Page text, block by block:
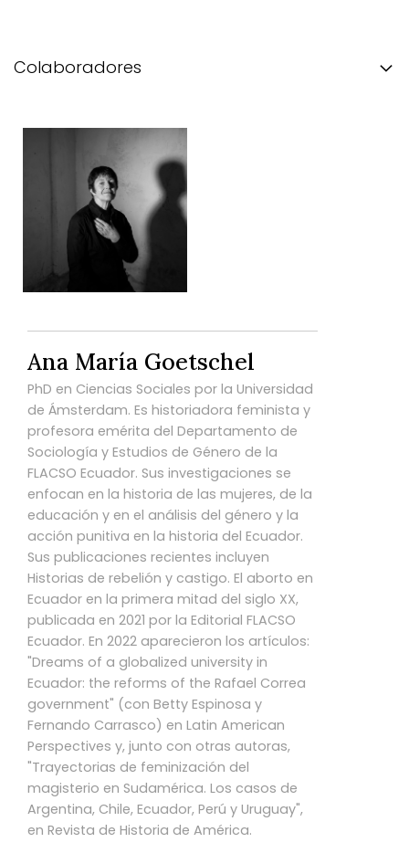
Colaboradores
Ana María Goetschel
PhD en Ciencias Sociales por la Universidad
de Ámsterdam. Es historiadora feminista y
profesora emérita del Departamento de
Sociología y Estudios de Género de la
FLACSO Ecuador. Sus investigaciones se
enfocan en la historia de las mujeres, de la
educación y en el análisis del género y la
acción punitiva en la historia del Ecuador.
Sus publicaciones recientes incluyen
Historias de rebelión y castigo. El aborto en
Ecuador en la primera mitad del siglo XX,
publicada en 2021 por la Editorial FLACSO
Ecuador. En 2022 aparecieron los artículos:
"Dreams of a globalized university in
Ecuador: the reforms of the Rafael Correa
government" (con Betty Espinosa y
Fernando Carrasco) en Latin American
Perspectives y, junto con otras autoras,
"Trayectorias de feminización del
magisterio en Sudamérica. Los casos de
Argentina, Chile, Ecuador, Perú y Uruguay",
en Revista de Historia de América.